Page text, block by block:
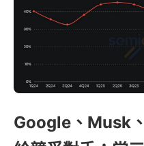
Google、Musk